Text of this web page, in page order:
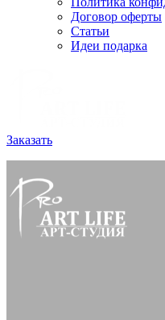
Договор оферты
Статьи
Идеи подарка
Заказать